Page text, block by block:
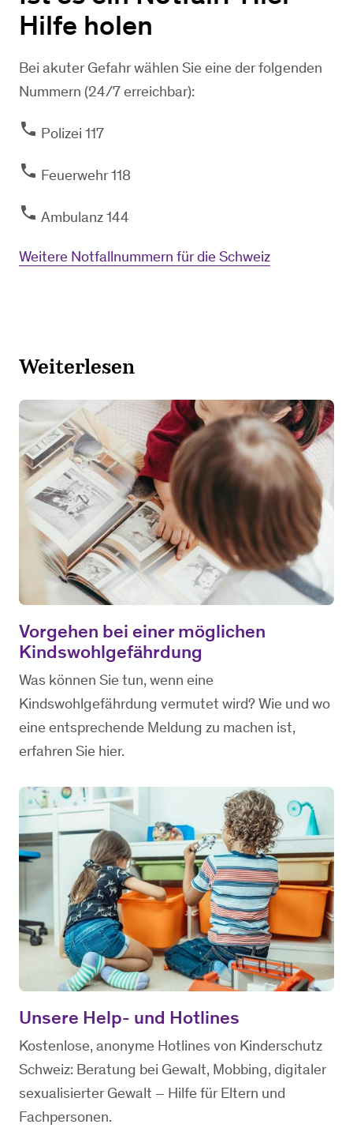
Hilfe holen
Bei akuter Gefahr wählen Sie eine der folgenden
Nummern (24/7 erreichbar):
phone ​ Polizei 117
phone ​ ​​Feuerwehr 118
phone ​ ​Ambulanz 144
Weitere Notfallnummern für die Schweiz
Weiterlesen
Vorgehen bei einer möglichen
Kindswohlgefährdung
Was können Sie tun, wenn eine
Kindswohlgefährdung vermutet wird? Wie und wo
eine entsprechende Meldung zu machen ist,
erfahren Sie hier.
Unsere Help- und Hotlines
Kostenlose, anonyme Hotlines von Kinderschutz
Schweiz: Beratung bei Gewalt, Mobbing, digitaler
sexualisierter Gewalt – Hilfe für Eltern und
Fachpersonen.